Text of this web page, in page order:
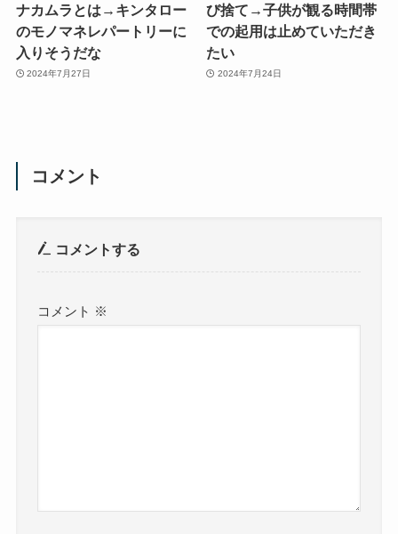
ナカムラとは→キンタロー
のモノマネレパートリーに
入りそうだな
2024年7月27日
び捨て→子供が観る時間帯
での起用は止めていただき
たい
2024年7月24日
コメント
コメントする
コメント ※